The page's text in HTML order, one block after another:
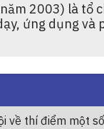
2003) là
ứng dụng và
về thí điểm một